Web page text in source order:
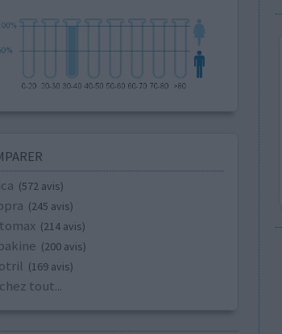
(572 avis)
(245 avis)
(214 avis)
(200 avis)
(169 avis)
tout...